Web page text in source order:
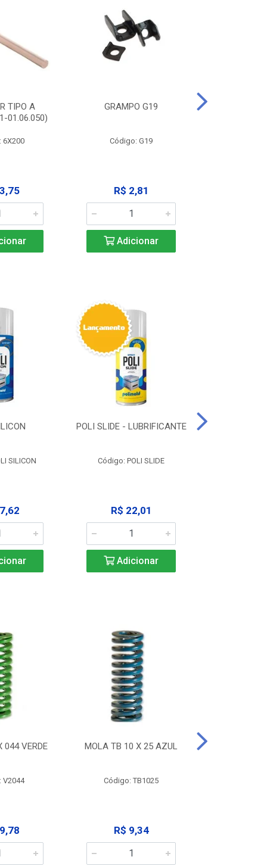
TIPO A
01.06.050)
6X200
GRAMPO G19
Código: G19
R$ 2,81
Adicionar
SILICON
POLI SLIDE - LUBRIFICANTE
Código: POLI SLIDE
R$ 22,01
Adicionar
044 VERDE
V2044
MOLA TB 10 X 25 AZUL
Código: TB1025
R$ 9,34